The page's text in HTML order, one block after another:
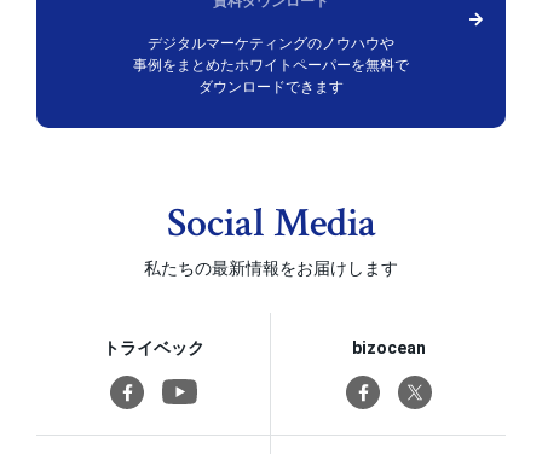
デジタルマーケティングのノウハウや
事例をまとめたホワイトペーパーを無料で
ダウンロードできます
Social Media
私たちの最新情報をお届けします
トライベック bizocean